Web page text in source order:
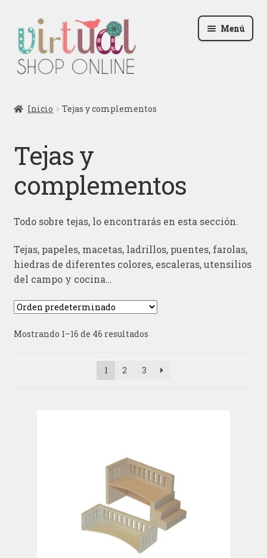
la
navegación
al
contenido
Menú
Contactar
Blog
Iniciar sesión
Inicio Tejas y complementos
Tejas y
complementos
Todo sobre tejas, lo encontrarás en esta sección.
Tejas, papeles, macetas, ladrillos, puentes, farolas,
hiedras de diferentes colores, escaleras, utensilios
del campo y cocina…
Mostrando 1–16 de 46 resultados
1 2 3